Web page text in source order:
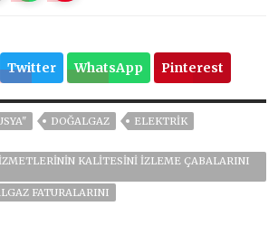
Twitter WhatsApp Pinterest
DOĞALGAZ
ELEKTRIK
KALITESINI IZLEME ÇABALARINI
FATURALARINI